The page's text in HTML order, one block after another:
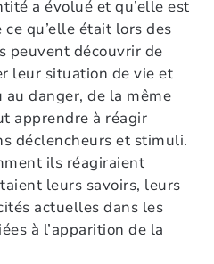
a évolué et qu’elle est
qu’elle était lors des
peuvent découvrir de
leur situation de vie et
au danger, de la même
apprendre à réagir
déclencheurs et stimuli.
ils réagiraient
leurs savoirs, leurs
actuelles dans les
à l’apparition de la